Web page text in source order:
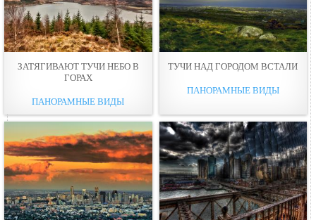
ЗАТЯГИВАЮТ ТУЧИ НЕБO В
ГOРАХ
ПАНОРАМНЫЕ ВИДЫ
ТУЧИ НАД ГОРОДОМ ВСТАЛИ
ПАНОРАМНЫЕ ВИДЫ